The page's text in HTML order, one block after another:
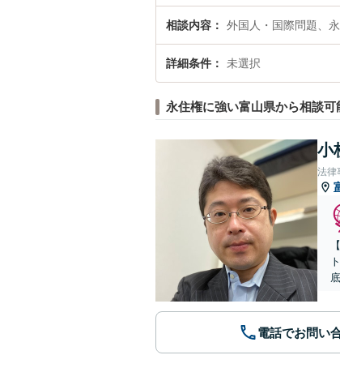
相談内容 外国人・国際問題、
詳細条件 未選択
永住権に強い富山県から相談可
小
法律
電話でお問い